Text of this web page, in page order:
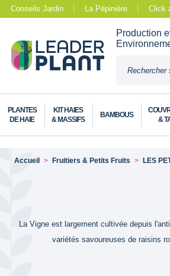
Conseils Jardin La Pépinière Click
Production
PLANTES
DE HAIE
KIT HAIES
& MASSIFS
BAMBOUS
&
Accueil Fruitiers & Petits Fruits LES
La Vigne est largement cultivée depuis
variétés savoureuses de raisins